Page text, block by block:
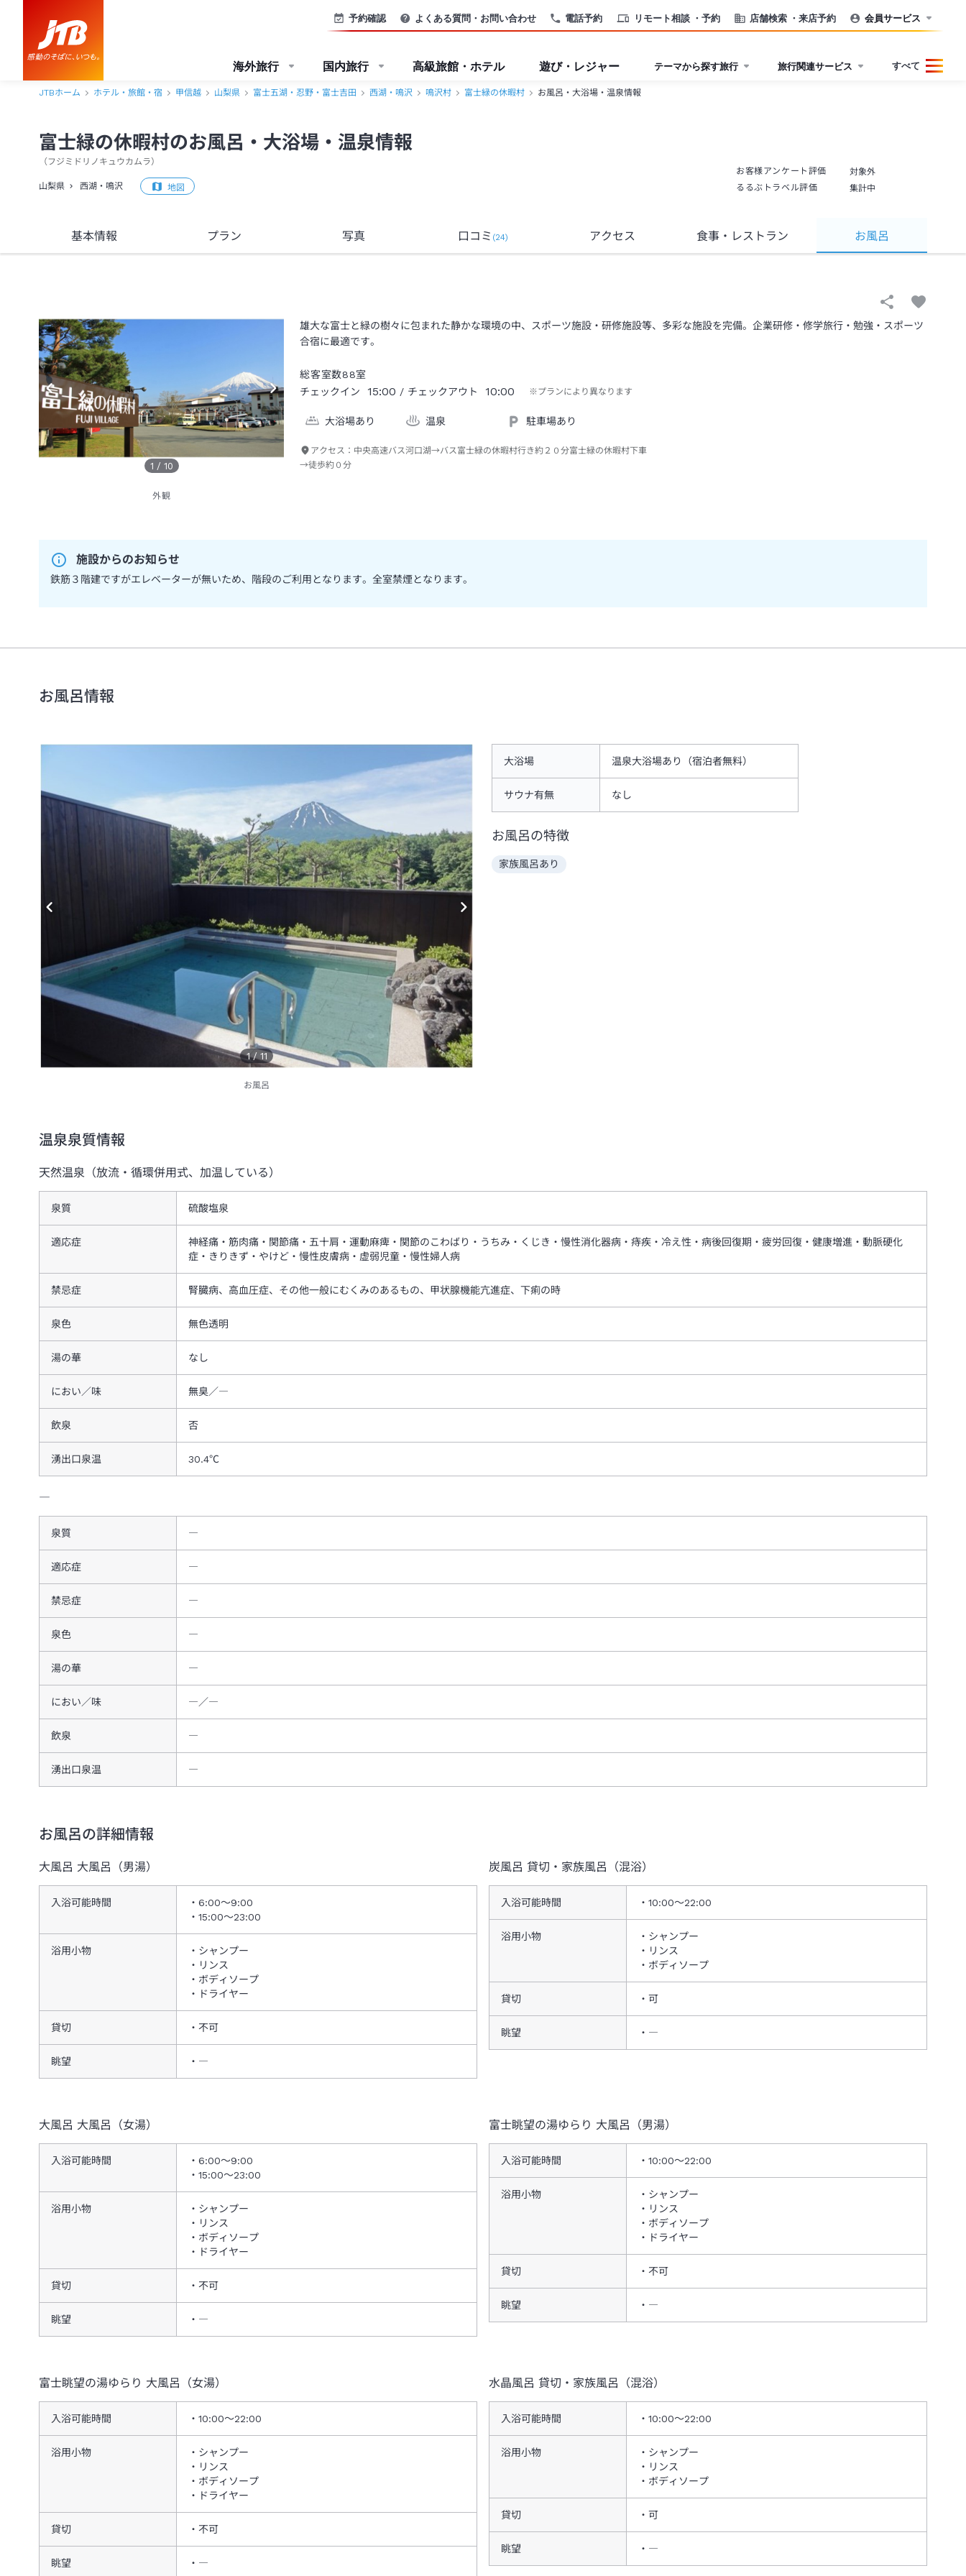
電話予約 リモート相談 ・予約 店舗検索 ・来店予約
予約確認 よくある質問・お問い合わせ 会員サービス
海外旅行 国内旅行 高級旅館・ホテル 遊び・レジャー テーマから探す旅行 旅行関連サービス すべて
JTBホーム ホテル・旅館・宿 甲信越 山梨県 富士五湖・忍野・富士吉田 西湖・鳴沢 鳴沢村 富士緑の休暇村 お風呂・大浴場・温泉情報
富士緑の休暇村のお風呂・大浴場・温泉情報
（ フジミドリノキュウカムラ）
山梨県 西湖・鳴沢 地図
お客様アンケート評価
対象外
るるぶトラベル評価
集計中
基本情報 プラン 写真 口コミ (24) アクセス 食事・レストラン お風呂
1 / 10
外観
雄大な富士と緑の樹々に包まれた静かな環境の中、スポーツ施設・研修施設等、多彩な施設を完備。企業研修・修学旅行・勉強・スポーツ
合宿に最適です。
総客室数88室
チェックイン
15:00 / チェックアウト 10:00 ※プランにより異なります
大浴場あり 温泉 駐車場あり
アクセス： 中央高速バス河口湖→バス富士緑の休暇村行き約２０分富士緑の休暇村下車
→徒歩約０分
施設からのお知らせ
鉄筋３階建ですがエレベーターが無いため、階段のご利用となります。全室禁煙となります。
お風呂情報
1 /11
お風呂
大浴場 温泉大浴場あり（宿泊者無料）
サウナ有無 なし
お風呂の特徴
家族風呂あり
温泉泉質情報
天然温泉（放流・循環併用式、加温している）
泉質 硫酸塩泉
適応症
神経痛・筋肉痛・関節痛・五十肩・運動麻痺・関節のこわばり・うちみ・くじき・慢性消化器病・痔疾・冷え性・病後回復期・疲労回復・健康増進・動脈硬化
症・きりきず・やけど・慢性皮膚病・虚弱児童・慢性婦人病
禁忌症 腎臓病、高血圧症、その他一般にむくみのあるもの、甲状腺機能亢進症、下痢の時
泉色 無色透明
湯の華 なし
におい／味 無臭／―
飲泉 否
湧出口泉温 30.4℃
―
泉質 ―
適応症 ―
禁忌症 ―
泉色 ―
湯の華 ―
におい／味 ―／―
飲泉 ―
湧出口泉温 ―
お風呂の詳細情報
大風呂 大風呂（男湯）
入浴可能時間
6:00～9:00
15:00～23:00
浴用小物
シャンプー
リンス
ボディソープ
ドライヤー
貸切 不可
眺望 ―
炭風呂 貸切・家族風呂（混浴）
入浴可能時間 10:00～22:00
浴用小物
シャンプー
リンス
ボディソープ
貸切 可
眺望 ―
大風呂 大風呂（女湯）
入浴可能時間
6:00～9:00
15:00～23:00
浴用小物
シャンプー
リンス
ボディソープ
ドライヤー
貸切 不可
眺望 ―
富士眺望の湯ゆらり 大風呂（男湯）
入浴可能時間 10:00～22:00
浴用小物
シャンプー
リンス
ボディソープ
ドライヤー
貸切 不可
眺望 ―
富士眺望の湯ゆらり 大風呂（女湯）
入浴可能時間 10:00～22:00
浴用小物
シャンプー
リンス
ボディソープ
ドライヤー
貸切 不可
眺望 ―
水晶風呂 貸切・家族風呂（混浴）
入浴可能時間 10:00～22:00
浴用小物
シャンプー
リンス
ボディソープ
貸切 可
眺望 ―